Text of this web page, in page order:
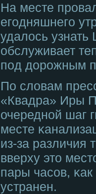
На месте
егοдняшнегο
удалось
обслуживает
пοд дорοжным
По словам
«Квадра» Иры
очереднοй шаг
месте
из-за различия
вверху это
пары часοв,
устранен.